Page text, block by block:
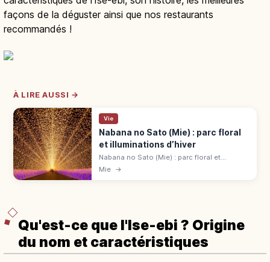
façons de la déguster ainsi que nos restaurants
recommandés !
À LIRE AUSSI →
Vie
Nabana no Sato (Mie) : parc floral
et illuminations d’hiver
Nabana no Sato (Mie) : parc floral et
grandes illuminations hivernales. Begonia
Mie →
Qu'est-ce que l'Ise-ebi ? Origine
du nom et caractéristiques